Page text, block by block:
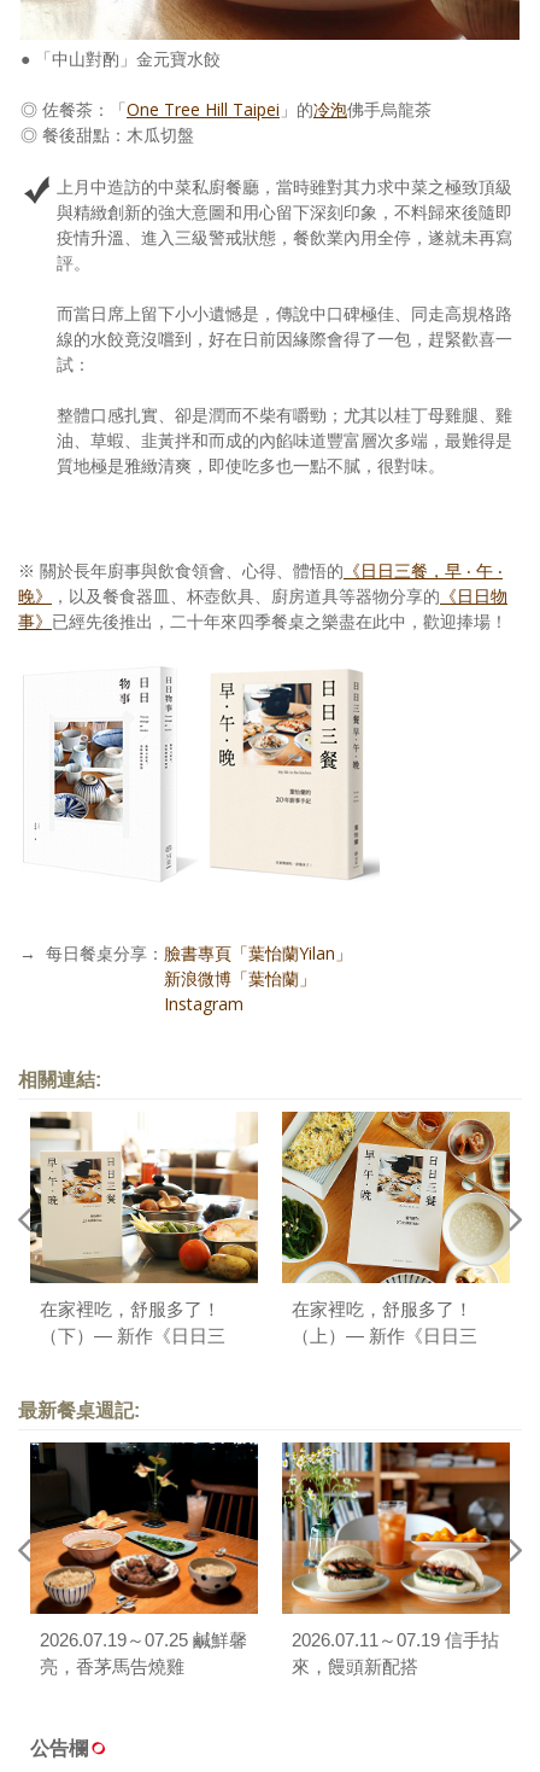
● 「中山對酌」金元寶水餃
◎ 佐餐茶：「One Tree Hill Taipei 」的冷泡佛手烏龍茶
◎ 餐後甜點：木瓜切盤
上月中造訪的中菜私廚餐廳，當時雖對其力求中菜之極致頂級
與精緻創新的強大意圖和用心留下深刻印象，不料歸來後隨即
疫情升溫、進入三級警戒狀態，餐飲業內用全停，遂就未再寫
評。
而當日席上留下小小遺憾是，傳說中口碑極佳、同走高規格路
線的水餃竟沒嚐到，好在日前因緣際會得了一包，趕緊歡喜一
試：
整體口感扎實、卻是潤而不柴有嚼勁；尤其以桂丁母雞腿、雞
油、草蝦、韭黃拌和而成的內餡味道豐富層次多端，最難得是
質地極是雅緻清爽，即使吃多也一點不膩，很對味。
※ 關於長年廚事與飲食領會、心得、體悟的 《日日三餐，早 ‧ 午 ‧
晚》
，以及餐食器皿、杯壺飲具、廚房道具等器物分享的 《日日物
事》 已經先後推出，二十年來四季餐桌之樂盡在此中，歡迎捧場！
→ 每日餐桌分享： 臉書專頁「葉怡蘭Yilan」
新浪微博「葉怡蘭」
Instagram
相關連結:
在家裡吃，舒服多了！
（下）— 新作《日日三
在家裡吃，舒服多了！
（上）— 新作《日日三
最新餐桌週記:
2026.07.19～07.25 鹹鮮馨
亮，香茅馬告燒雞
2026.07.11～07.19 信手拈
來，饅頭新配搭
公告欄